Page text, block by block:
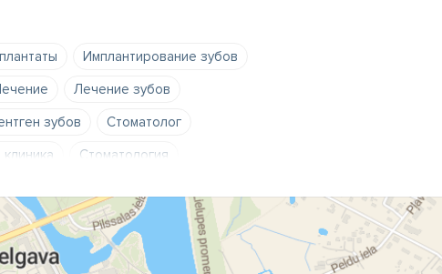
Имплантирование зубов
Лечение зубов
зубов
Стоматолог
Стоматология